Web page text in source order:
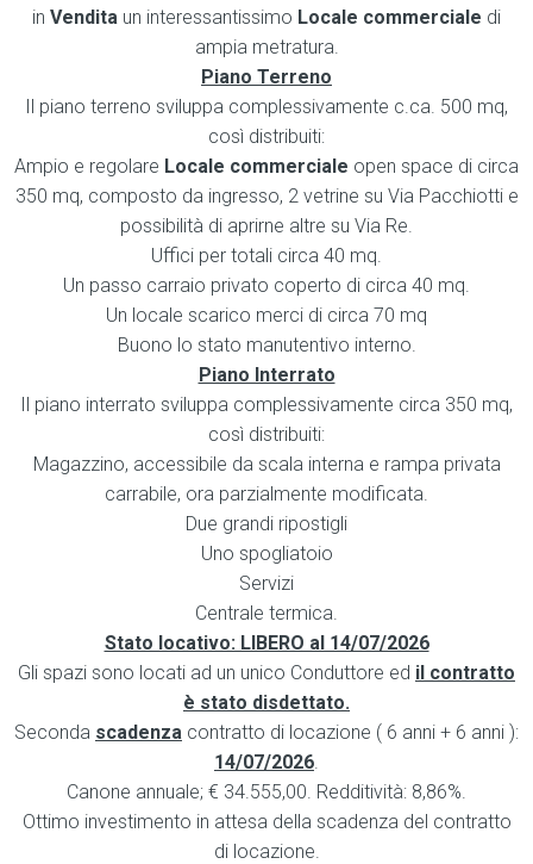
in Vendita un interessantissimo Locale commerciale di
ampia metratura.
Piano Terreno
Il piano terreno sviluppa complessivamente c.ca. 500 mq,
così distribuiti:
Ampio e regolare Locale commerciale open space di circa
350 mq, composto da ingresso, 2 vetrine su Via Pacchiotti e
possibilità di aprirne altre su Via Re.
Uffici per totali circa 40 mq.
Un passo carraio privato coperto di circa 40 mq.
Un locale scarico merci di circa 70 mq
Buono lo stato manutentivo interno.
Piano Interrato
Il piano interrato sviluppa complessivamente circa 350 mq,
così distribuiti:
Magazzino, accessibile da scala interna e rampa privata
carrabile, ora parzialmente modificata.
Due grandi ripostigli
Uno spogliatoio
Servizi
Centrale termica.
Stato locativo: LIBERO al 14/07/2026
Gli spazi sono locati ad un unico Conduttore ed il contratto
è stato disdettato.
Seconda scadenza contratto di locazione ( 6 anni + 6 anni ):
14/07/2026.
Canone annuale; € 34.555,00. Redditività: 8,86%.
Ottimo investimento in attesa della scadenza del contratto
di locazione.